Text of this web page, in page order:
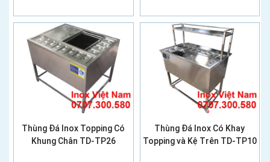
Thùng Đá Inox Topping Có
Khung Chân TD-TP26
Thùng Đá Inox Có Khay
Topping và Kệ Trên TD-TP10